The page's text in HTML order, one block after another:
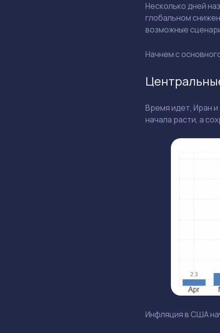
Несколько дней
глобальном
возможные
Начнем с
Время идет, Иран
начала расти, а
Инфляция в США